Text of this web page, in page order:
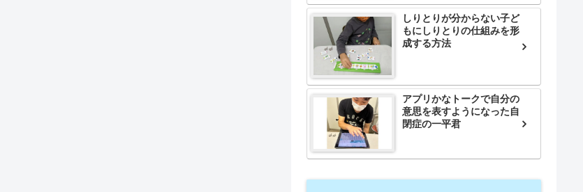
しりとりが分からない子ど
もにしりとりの仕組みを形
成する方法
アプリかなトークで自分の
意思を表すようになった自
閉症の一平君